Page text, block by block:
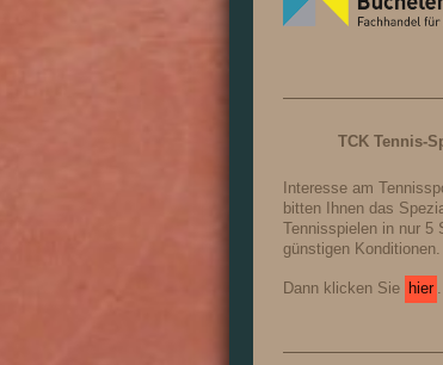
TCK Tennis-
Interesse am
bitten Ihnen das
Tennisspielen in nur 5
günstigen
Dann klicken Sie hier